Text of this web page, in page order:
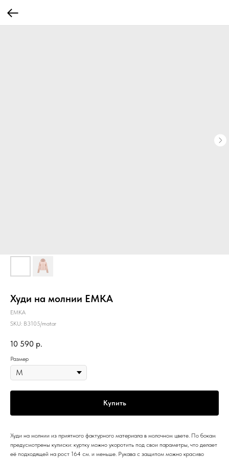
Худи на молнии EMKA
EMKA
SKU: B3105/matar
10 590 р.
Размер
Купить
Худи на молнии из приятного фактурного материала в молочном цвете. По бокам
предусмотрены кулиски: куртку можно укоротить под свои параметры, что делает
её подходящей на рост 164 см. и меньше. Рукава с защипом можно красиво